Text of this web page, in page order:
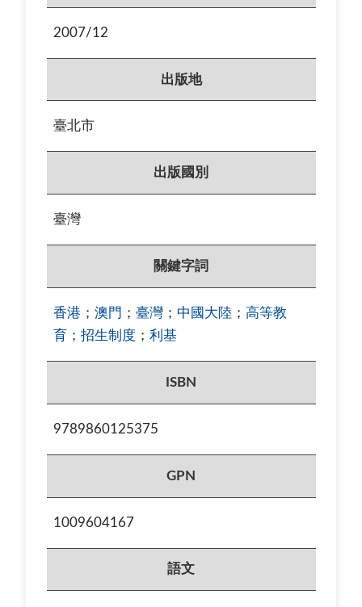
2007/12
出版地
臺北市
出版國別
臺灣
關鍵字詞
香港 ； 澳門 ； 臺灣 ； 中國大陸 ； 高等教
育 ； 招生制度 ； 利基
ISBN
9789860125375
GPN
1009604167
語文